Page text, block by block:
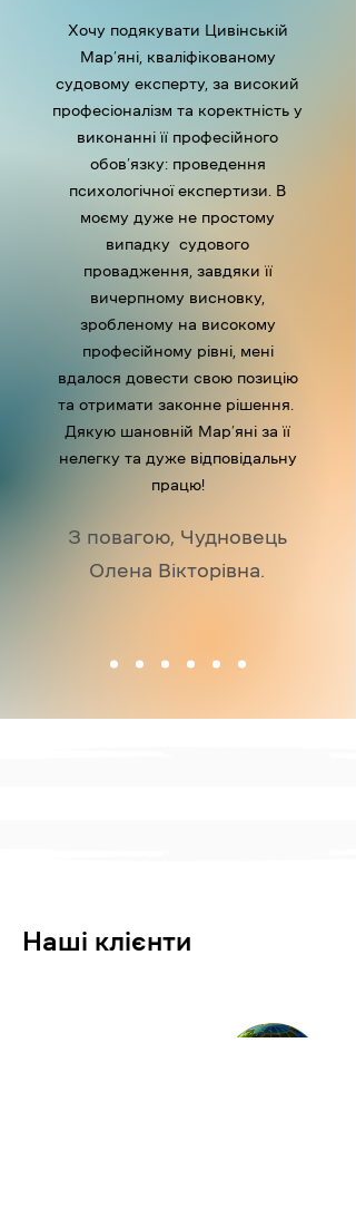
Хочу подякувати Цивінській
Мар’яні, кваліфікованому
судовому експерту, за високий
професіоналізм та коректність у
виконанні її професійного
обов’язку: проведення
психологічної експертизи. В
моєму дуже не простому
випадку судового
провадження, завдяки її
вичерпному висновку,
зробленому на високому
професійному рівні, мені
вдалося довести свою позицію
та отримати законне рішення.
Дякую шановній Мар’яні за її
нелегку та дуже відповідальну
працю!
З повагою, Чудновець
Олена Вікторівна.
Наші клієнти